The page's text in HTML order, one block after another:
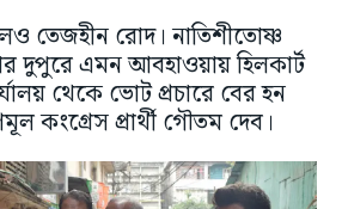
তেজহীন রোদ। নাতিশীতোষ্ণ
দুপুরে এমন আবহাওয়ায় হিলকার্ট
থেকে ভোট প্রচারে বের হন
কংগ্রেস প্রার্থী গৌতম দেব।